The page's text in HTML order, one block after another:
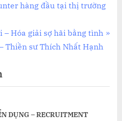
hàng đầu tại thị trường
– Hóa giải sợ hãi bằng tình
Thiền sư Thích Nhất Hạnh
DỤNG – RECRUITMENT